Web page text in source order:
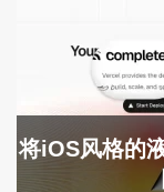
将iOS风格的